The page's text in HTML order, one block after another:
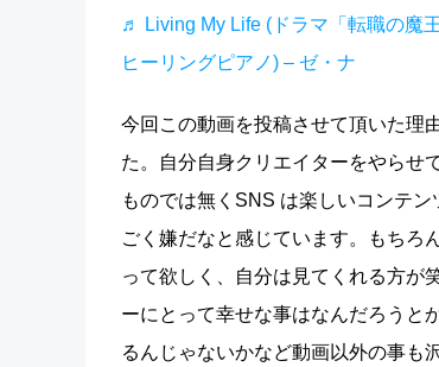
♬ Living My Life (ドラマ「転職の魔
ヒーリングピアノ) – ゼ・ナ
今回この動画を投稿させて頂いた理
た。自分自身クリエイターをやらせ
ものでは無くSNS は楽しいコンテ
ごく嫌だなと感じています。もちろ
って欲しく、自分は見てくれる方が
ーにとって幸せな事はなんだろうと
るんじゃないかなど動画以外の事も